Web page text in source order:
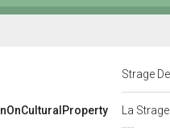
Strage
La